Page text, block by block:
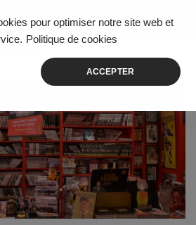
pour optimiser notre site web et
Politique de cookies
ACCEPTER